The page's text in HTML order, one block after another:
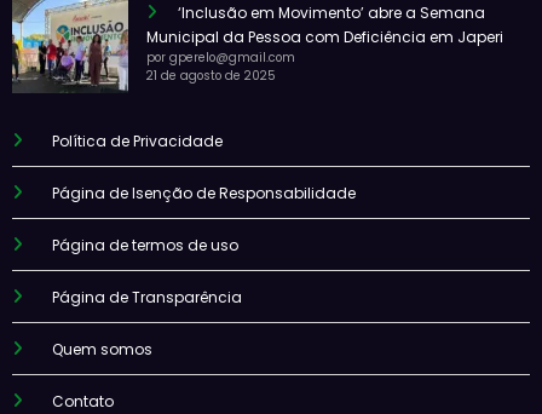
‘Inclusão em Movimento’ abre a Semana
Municipal da Pessoa com Deficiência em Japeri
por gperelo@gmail.com
21 de agosto de 2025
Política de Privacidade
Página de Isenção de Responsabilidade
Página de termos de uso
Página de Transparência
Quem somos
Contato